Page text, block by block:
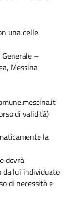
una delle
–
Messina
di validità)
la
dovrà
da lui individuato
di necessità e